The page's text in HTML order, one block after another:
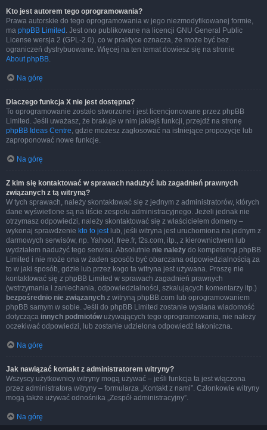
Kto jest autorem tego oprogramowania?
Prawa autorskie do tego oprogramowania w jego niezmodyfikowanej formie,
ma phpBB Limited . Jest ono publikowane na licencji GNU General Public
License wersja 2 (GPL-2.0), co w praktyce oznacza, że może być bez
ograniczeń dystrybuowane. Więcej na ten temat dowiesz się na stronie
About phpBB.
Na górę
Dlaczego funkcja X nie jest dostępna?
To oprogramowanie zostało stworzone i jest licencjonowane przez phpBB
Limited. Jeśli uważasz, że brakuje w nim jakiejś funkcji, przejdź na stronę
phpBB Ideas Centre, gdzie możesz zagłosować na istniejące propozycje lub
zaproponować nowe funkcje.
Na górę
Z kim się kontaktować w sprawach nadużyć lub zagadnień prawnych
związanych z tą witryną?
W tych sprawach, należy skontaktować się z jednym z administratorów, których
dane wyświetlone są na liście zespołu administracyjnego. Jeżeli jednak nie
otrzymasz odpowiedzi, należy skontaktować się z właścicielem domeny –
wykonaj sprawdzenie kto to jestlub, jeśli witryna jest uruchomiona na jednym z
darmowych serwisów, np. Yahoo!, free.fr, f2s.com, itp., z kierownictwem lub
wydziałem nadużyć tego serwisu. Absolutnie nie należy do kompetencji phpBB
Limited i nie może ona w żaden sposób być obarczana odpowiedzialnością za
to w jaki sposób, gdzie lub przez kogo ta witryna jest używana. Proszę nie
kontaktować się z phpBB Limited w sprawach zagadnień prawnych
(wstrzymania i zaniechania, odpowiedzialności, szkalujących komentarzy itp.)
bezpośrednio nie związanych z witryną phpBB.com lub oprogramowaniem
phpBB samym w sobie. Jeśli do phpBB Limited zostanie wysłana wiadomość
dotycząca innych podmiotów używających tego oprogramowania, nie należy
oczekiwać odpowiedzi, lub zostanie udzielona odpowiedź lakoniczna.
Na górę
Jak nawiązać kontakt z administratorem witryny?
Wszyscy użytkownicy witryny mogą używać – jeśli funkcja ta jest włączona
przez administratora witryny – formularza „Kontakt z nami”. Członkowie witryny
mogą także używać odnośnika „Zespół administracyjny”.
Na górę